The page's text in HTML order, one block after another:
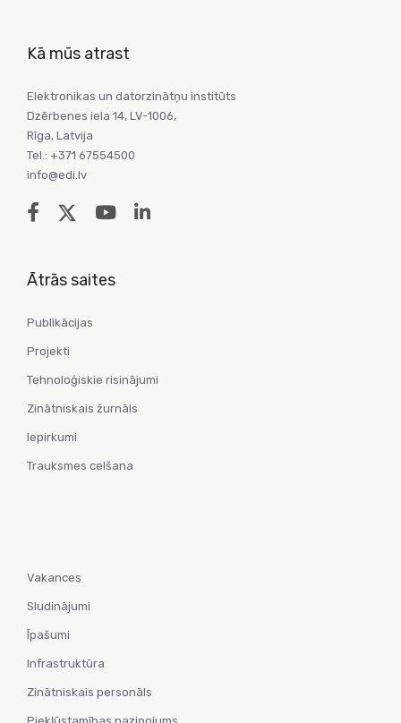
Kā mūs atrast
Elektronikas un datorzinātņu institūts
Dzērbenes iela 14, LV-1006,
Rīga, Latvija
Tel.: +371 67554500
info@edi.lv
Ātrās saites
Publikācijas
Projekti
Tehnoloģiskie risinājumi
Zinātniskais žurnāls
Iepirkumi
Trauksmes celšana
Vakances
Sludinājumi
Īpašumi
Infrastruktūra
Zinātniskais personāls